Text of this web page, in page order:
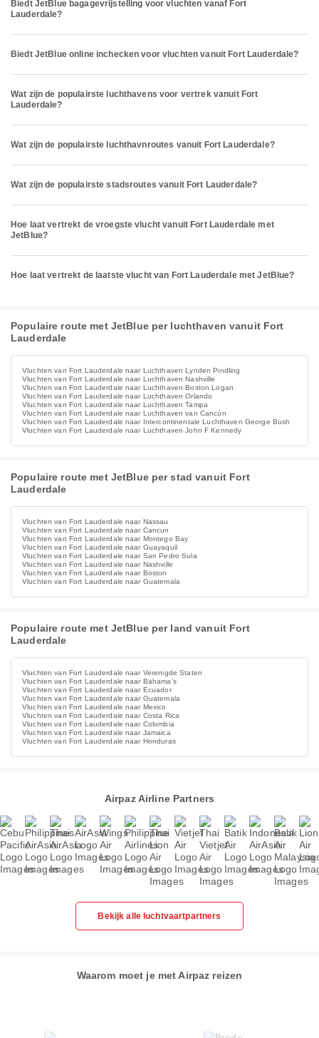
Biedt JetBlue bagagevrijstelling voor vluchten vanaf Fort
Lauderdale?
Biedt JetBlue online inchecken voor vluchten vanuit Fort Lauderdale?
Wat zijn de populairste luchthavens voor vertrek vanuit Fort
Lauderdale?
Wat zijn de populairste luchthavnroutes vanuit Fort Lauderdale?
Wat zijn de populairste stadsroutes vanuit Fort Lauderdale?
Hoe laat vertrekt de vroegste vlucht vanuit Fort Lauderdale met
JetBlue?
Hoe laat vertrekt de laatste vlucht van Fort Lauderdale met JetBlue?
Populaire route met JetBlue per luchthaven vanuit Fort
Lauderdale
Vluchten van Fort Lauderdale naar Luchthaven Lynden Pindling
Vluchten van Fort Lauderdale naar Luchthaven Nashville
Vluchten van Fort Lauderdale naar Luchthaven Boston Logan
Vluchten van Fort Lauderdale naar Luchthaven Orlando
Vluchten van Fort Lauderdale naar Luchthaven Tampa
Vluchten van Fort Lauderdale naar Luchthaven van Cancún
Vluchten van Fort Lauderdale naar Intercontinentale Luchthaven George Bush
Vluchten van Fort Lauderdale naar Luchthaven John F Kennedy
Populaire route met JetBlue per stad vanuit Fort
Lauderdale
Vluchten van Fort Lauderdale naar Nassau
Vluchten van Fort Lauderdale naar Cancun
Vluchten van Fort Lauderdale naar Montego Bay
Vluchten van Fort Lauderdale naar Guayaquil
Vluchten van Fort Lauderdale naar San Pedro Sula
Vluchten van Fort Lauderdale naar Nashville
Vluchten van Fort Lauderdale naar Boston
Vluchten van Fort Lauderdale naar Guatemala
Populaire route met JetBlue per land vanuit Fort
Lauderdale
Vluchten van Fort Lauderdale naar Verenigde Staten
Vluchten van Fort Lauderdale naar Bahama's
Vluchten van Fort Lauderdale naar Ecuador
Vluchten van Fort Lauderdale naar Guatemala
Vluchten van Fort Lauderdale naar Mexico
Vluchten van Fort Lauderdale naar Costa Rica
Vluchten van Fort Lauderdale naar Colombia
Vluchten van Fort Lauderdale naar Jamaica
Vluchten van Fort Lauderdale naar Honduras
Airpaz Airline Partners
Bekijk alle luchtvaartpartners
Waarom moet je met Airpaz reizen